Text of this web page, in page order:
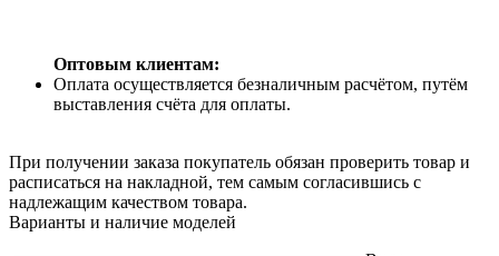
Оптовым клиентам:
Оплата осуществляется безналичным расчётом, путём
выставления счёта для оплаты.
При получении заказа покупатель обязан проверить товар и
расписаться на накладной, тем самым согласившись с
надлежащим качеством товара.
Варианты и наличие моделей